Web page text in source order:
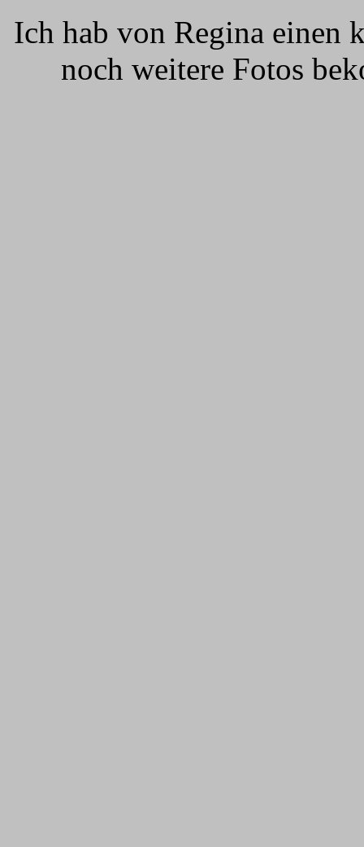
Ich hab von Regina einen
noch weitere Fotos